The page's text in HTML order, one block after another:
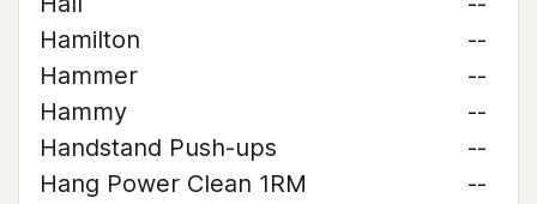
Hamilton
--
Hammer
--
Hammy
--
Handstand Push-ups
--
Hang Power Clean 1RM
--